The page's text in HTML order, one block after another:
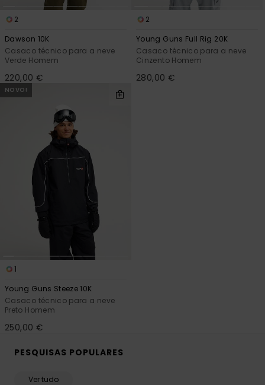
2
Dawson 10K
Casaco técnico para a neve
Verde Homem
220,00 €
2
Young Guns Full Rig 20K
Casaco técnico para a neve
Cinzento Homem
280,00 €
NOVO!
1
Young Guns Steeze 10K
Casaco técnico para a neve
Preto Homem
250,00 €
PESQUISAS POPULARES
Ver tudo